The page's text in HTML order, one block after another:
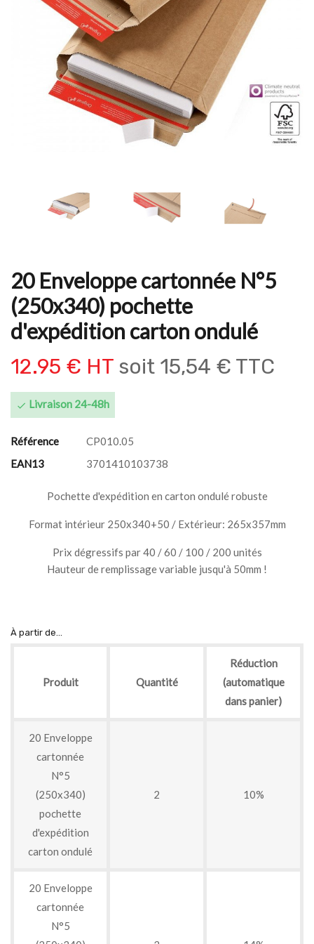
20 Enveloppe cartonnée N°5
(250x340) pochette
d'expédition carton ondulé
12.95 € HT soit 15,54 € TTC
 Livraison 24-48h
Référence
CP010.05
EAN13
3701410103738
Pochette d'expédition en carton ondulé robuste
Format intérieur 250x340+50 / Extérieur: 265x357mm
Prix dégressifs par 40 / 60 / 100 / 200 unités
Hauteur de remplissage variable jusqu'à 50mm !
À partir de...
Produit Quantité
Réduction
(automatique
dans panier)
20 Enveloppe
cartonnée
N°5
(250x340)
pochette
d'expédition
carton ondulé
2 10%
20 Enveloppe
cartonnée
N°5